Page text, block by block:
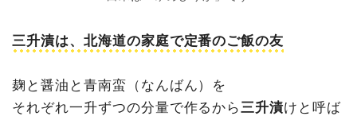
三升漬は、北海道の家庭で定番のご飯の友
麹と醤油と青南蛮（なんばん）を
それぞれ一升ずつの分量で作るから三升漬けと呼ば